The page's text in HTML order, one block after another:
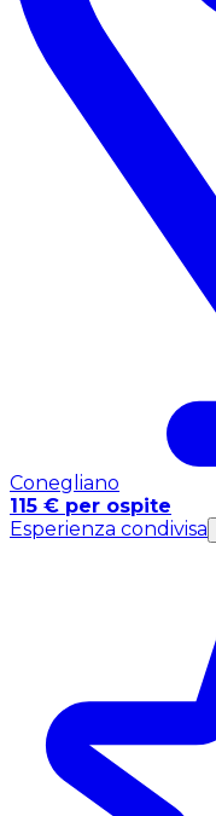
Conegliano
115 € per ospite
Esperienza condivisa